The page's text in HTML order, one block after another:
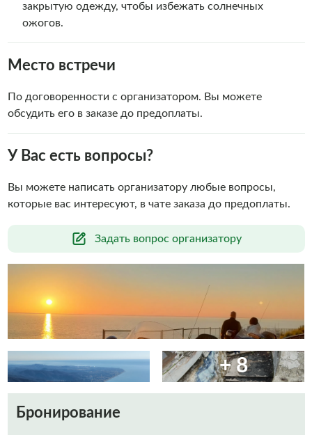
закрытую одежду, чтобы избежать солнечных
ожогов.
Место встречи
По договоренности с организатором. Вы можете
обсудить его в заказе до предоплаты.
У Вас есть вопросы?
Задать вопрос организатору
Вы можете написать организатору любые вопросы,
которые вас интересуют, в чате заказа до предоплаты.
+ 8
Бронирование